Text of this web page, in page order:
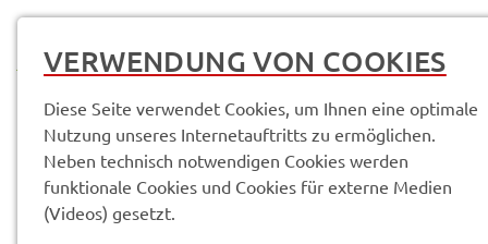
Service­leis­tun­gen & Infor­ma­tio­nen
Infek­ti­ons­schutz; Infor­ma­tio­nen über Abson­de­rungs­ein­rich­tun­gen
VERWENDUNG VON COOKIES
Diese Seite verwendet Cookies, um Ihnen eine optimale
Nutzung unseres Internetauftritts zu ermöglichen.
Neben technisch notwendigen Cookies werden
funktionale Cookies und Cookies für externe Medien
(Videos) gesetzt.